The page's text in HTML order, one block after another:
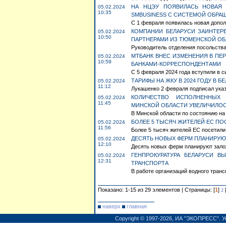
05.02.2024
10:35
НА НЦЭУ ПОЯВИЛАСЬ НОВАЯ
SMBUSINESS С СИСТЕМОЙ
С 1 февраля появилась новая
05.02.2024
10:50
КОМПАНИИ БЕЛАРУСИ
ПАРТНЕРАМИ ИЗ ТЮМЕНСКОЙ
Руководитель отделения
05.02.2024
10:59
МТБАНК ВНЕС ИЗМЕНЕНИЯ В
БАНКАМИ-КОРРЕСПОНДЕНТАМИ
С 5 февраля 2024 года вступили в
05.02.2024
11:12
ТАРИФЫ НА ЖКУ В 2024 ГОДУ В
Лукашенко 2 февраля подписал
05.02.2024
11:45
КОЛИЧЕСТВО
МИНСКОЙ ОБЛАСТИ
В Минской области по состоянию
05.02.2024
11:56
БОЛЕЕ 5 ТЫСЯЧ ЖИТЕЛЕЙ ЕС
Более 5 тысяч жителей ЕС
05.02.2024
12:10
ДЕСЯТЬ НОВЫХ ФЕРМ
Десять новых ферм планируют
05.02.2024
12:31
ГЕНПРОКУРАТУРА БЕЛАРУСИ
ТРАНСПОРТА
В работе организаций водного
Показано: 1-15 из 29 элементов | Страницы: [1] 2 |
наверх
главная
Copyright © 1997-2026, ИА "ЭКОПРЕСС".